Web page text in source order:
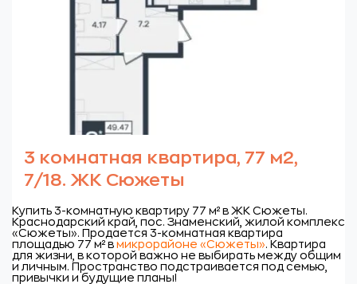
3 комнатная квартира, 77 м2,
7/18. ЖК Сюжеты
Купить 3-комнатную квартиру 77 м² в ЖК Сюжеты.
Краснодарский край, пос. Знаменский, жилой комплекс
«Сюжеты». Продается 3-комнатная квартира
площадью 77 м² в микрорайоне «Сюжеты». Квартира
для жизни, в которой важно не выбирать между общим
и личным. Пространство подстраивается под семью,
привычки и будущие планы!